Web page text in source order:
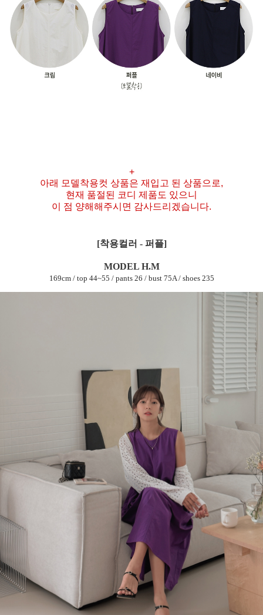
+
아래 모델착용컷 상품은 재입고 된 상품으로,
현재 품절된 코디 제품도 있으니
이 점 양해해주시면 감사드리겠습니다.
[착용컬러 - 퍼플]
MODEL H.M
169cm / top 44~55 / pants 26 / bust 75A / shoes 235